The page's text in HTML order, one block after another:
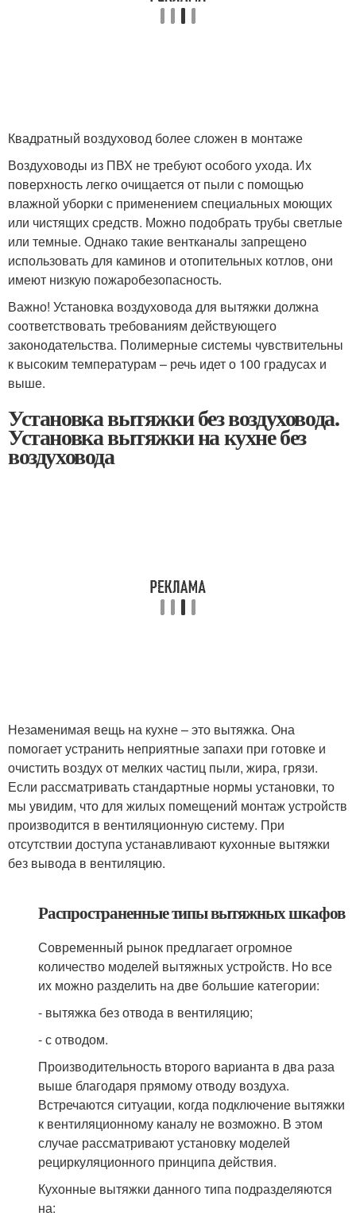
Квадратный воздуховод более сложен в монтаже
Воздуховоды из ПВХ не требуют особого ухода. Их
поверхность легко очищается от пыли с помощью
влажной уборки с применением специальных моющих
или чистящих средств. Можно подобрать трубы светлые
или темные. Однако такие вентканалы запрещено
использовать для каминов и отопительных котлов, они
имеют низкую пожаробезопасность.
Важно! Установка воздуховода для вытяжки должна
соответствовать требованиям действующего
законодательства. Полимерные системы чувствительны
к высоким температурам – речь идет о 100 градусах и
выше.
Установка вытяжки без воздуховода.
Установка вытяжки на кухне без
воздуховода
Незаменимая вещь на кухне – это вытяжка. Она
помогает устранить неприятные запахи при готовке и
очистить воздух от мелких частиц пыли, жира, грязи.
Если рассматривать стандартные нормы установки, то
мы увидим, что для жилых помещений монтаж устройств
производится в вентиляционную систему. При
отсутствии доступа устанавливают кухонные вытяжки
без вывода в вентиляцию.
Распространенные типы вытяжных шкафов
Современный рынок предлагает огромное
количество моделей вытяжных устройств. Но все
их можно разделить на две большие категории:
- вытяжка без отвода в вентиляцию;
- с отводом.
Производительность второго варианта в два раза
выше благодаря прямому отводу воздуха.
Встречаются ситуации, когда подключение вытяжки
к вентиляционному каналу не возможно. В этом
случае рассматривают установку моделей
рециркуляционного принципа действия.
Кухонные вытяжки данного типа подразделяются
на: